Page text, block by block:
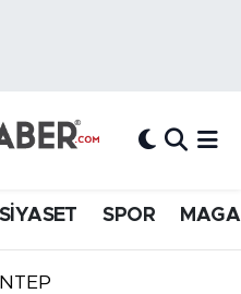
SİYASET SPOR
ve Fikstür